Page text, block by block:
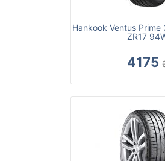
Hankook Ventus
ZR17
4175